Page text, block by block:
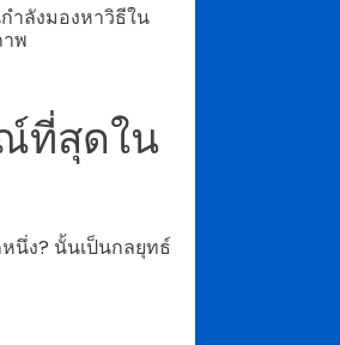
ำลังมองหาวิธีใน
พ
ที่สุดใน
นึ่ง? นั้นเป็นกลยุทธ์